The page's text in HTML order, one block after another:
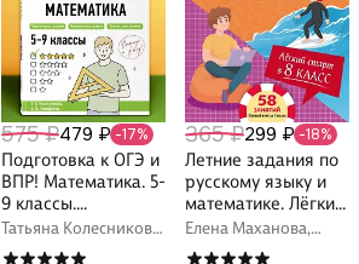
575 ₽479 ₽ -17%
Подготовка к ОГЭ и
ВПР! Математика. 5-
9 классы.
Справочник с
теорией, заданиями
Татьяна Колесникова,
Елена Тимофеева
365 ₽299 ₽ -18%
Летние задания по
русскому языку и
математике. Лёгкий
старт в 8 класс
Елена Маханова,
Елена Тимофеева